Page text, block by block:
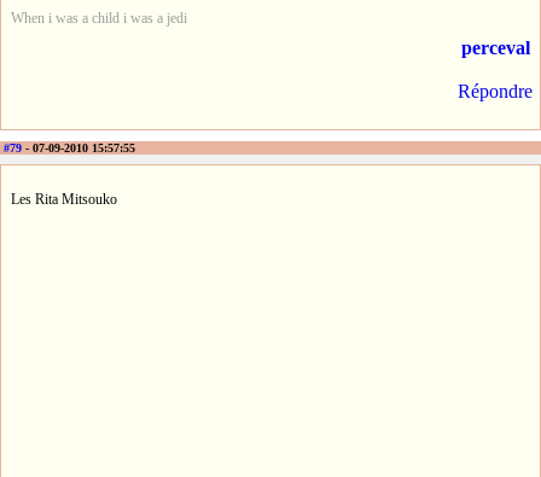
When i was a child i was a jedi
perceval
Répondre
#79 - 07-09-2010 15:57:55
Les Rita Mitsouko